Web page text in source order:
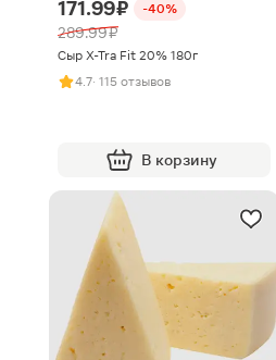
171.99 ₽ -40%
289.99 ₽
Сыр X-Tra Fit 20% 180г
4.7· 115 отзывов
В корзину